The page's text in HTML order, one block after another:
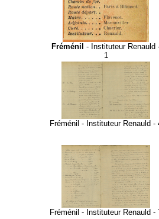
Fréménil - Instituteur Renauld
1
Fréménil - Instituteur Renauld -
Fréménil - Instituteur Renauld -